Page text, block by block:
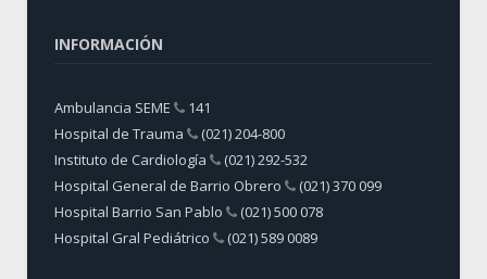
INFORMACIÓN
Ambulancia SEME
141
Hospital de Trauma
(021) 204-800
Instituto de Cardiología
(021) 292-532
Hospital General de Barrio Obrero
(021) 370 099
Hospital Barrio San Pablo
(021) 500 078
Hospital Gral Pediátrico
(021) 589 0089